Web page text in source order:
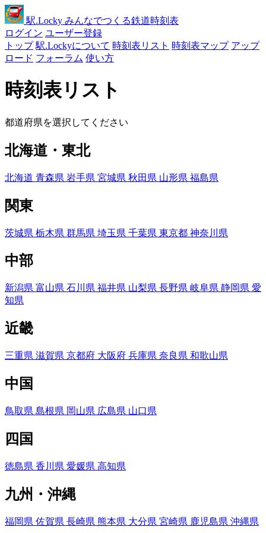
駅.Locky みんなでつくる鉄道時刻表
ログイン ユーザー登録
トップ 駅.Lockyについて 時刻表リスト 時刻表マップ アップ
ロード フォーラム 使い方
時刻表リスト
都道府県を選択してください
北海道・東北
北海道 青森県 岩手県 宮城県 秋田県 山形県 福島県
関東
茨城県 栃木県 群馬県 埼玉県 千葉県 東京都 神奈川県
中部
新潟県 富山県 石川県 福井県 山梨県 長野県 岐阜県 静岡県 愛
知県
近畿
三重県 滋賀県 京都府 大阪府 兵庫県 奈良県 和歌山県
中国
鳥取県 島根県 岡山県 広島県 山口県
四国
徳島県 香川県 愛媛県 高知県
九州・沖縄
福岡県 佐賀県 長崎県 熊本県 大分県 宮崎県 鹿児島県 沖縄県